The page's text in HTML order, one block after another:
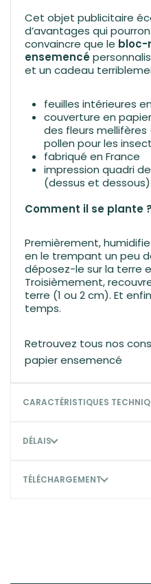
Cet objet publicitaire
d’avantages qui
convaincre que le bloc-
ensemencé
et un cadeau
feuilles intérieures
couverture en
des fleurs
pollen pour les
fabriqué en France
impression quadri
(dessus et dessous)
Comment il se plante ?
Premièrement,
en le trempant un peu
déposez-le sur la terre
Troisièmement,
terre (1 ou 2 cm). Et
temps.
Retrouvez tous nos
papier ensemencé
CARACTÉRISTIQUES
DÉLAIS
TÉLÉCHARGEMENT